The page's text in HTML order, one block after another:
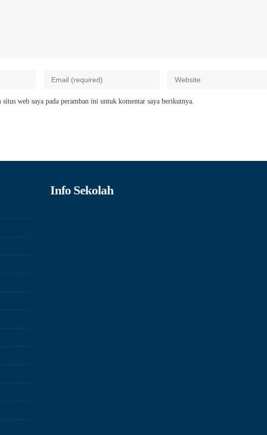
web saya pada peramban ini untuk komentar saya berikutnya.
Info Sekolah